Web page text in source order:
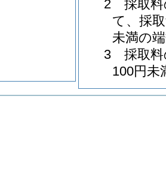
2 採取料
て、採
未満の
3 採取料
100円未